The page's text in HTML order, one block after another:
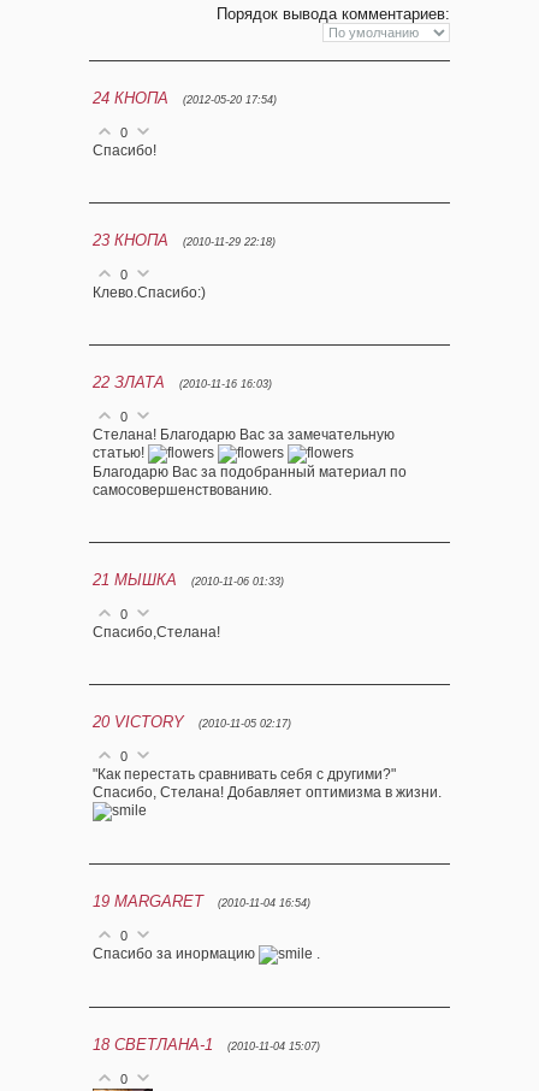
Порядок вывода комментариев:
24 КНОПА (2012-05-20 17:54)
0
Спасибо!
23 КНОПА (2010-11-29 22:18)
0
Клево.Спасибо:)
22 ЗЛАТА (2010-11-16 16:03)
0
Стелана! Благодарю Вас за замечательную
статью!
Благодарю Вас за подобранный материал по
самосовершенствованию.
21 МЫШКА (2010-11-06 01:33)
0
Спасибо,Стелана!
20 VICTORY (2010-11-05 02:17)
0
"Как перестать сравнивать себя с другими?"
Спасибо, Стелана! Добавляет оптимизма в жизни.
19 MARGARET (2010-11-04 16:54)
0
Спасибо за инормацию .
18 СВЕТЛАНА-1 (2010-11-04 15:07)
0